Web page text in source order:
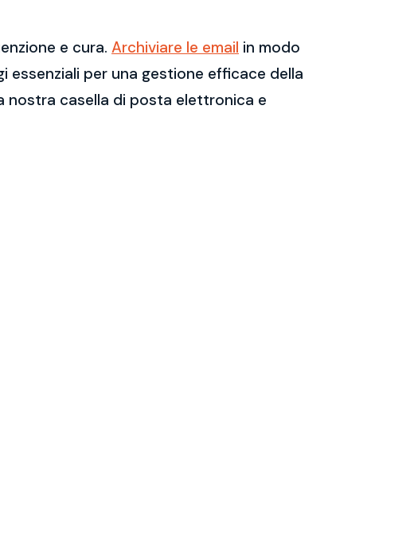
e cura. Archiviare le email in modo
essenziali per una gestione efficace della
nostra casella di posta elettronica e